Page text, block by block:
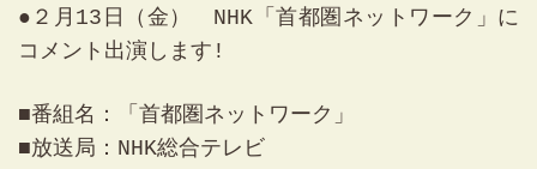
●２月13日（金） NHK「首都圏ネットワーク」に
コメント出演します!
■番組名：「首都圏ネットワーク」
■放送局：NHK総合テレビ